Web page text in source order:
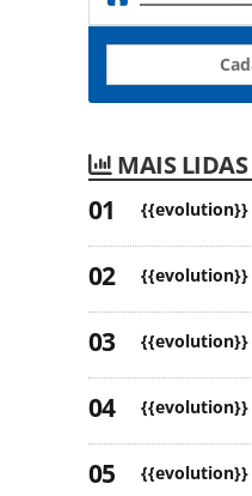
MAIS LIDAS
{{evolution}}
{{evolution}}
{{evolution}}
{{evolution}}
{{evolution}}